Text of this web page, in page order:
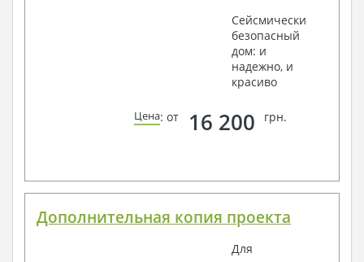
Сейсмически
безопасный
дом: и
надежно, и
красиво
Цена: от 16 200 грн.
Дополнительная копия проекта
Для